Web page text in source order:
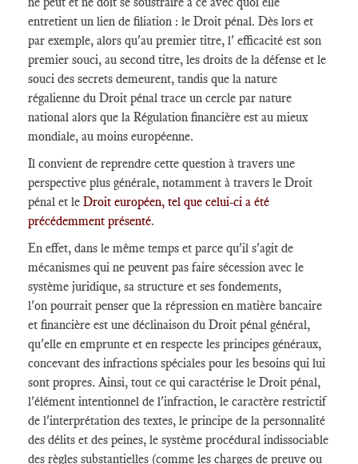
entretient un lien de filiation : le Droit pénal. Dès lors et
par exemple, alors qu'au premier titre, l' efficacité est son
premier souci, au second titre, les droits de la défense et le
souci des secrets demeurent, tandis que la nature
régalienne du Droit pénal trace un cercle par nature
national alors que la Régulation financière est au mieux
mondiale, au moins européenne.
Il convient de reprendre cette question à travers une
perspective plus générale, notamment à travers le Droit
pénal et le Droit européen, tel que celui-ci a été
précédemment présenté.
En effet, dans le même temps et parce qu'il s'agit de
mécanismes qui ne peuvent pas faire sécession avec le
système juridique, sa structure et ses fondements,
l'on pourrait penser que la répression en matière bancaire
et financière est une déclinaison du Droit pénal général,
qu'elle en emprunte et en respecte les principes généraux,
concevant des infractions spéciales pour les besoins qui lui
sont propres. Ainsi, tout ce qui caractérise le Droit pénal,
l'élément intentionnel de l'infraction, le caractère restrictif
de l'interprétation des textes, le principe de la personnalité
des délits et des peines, le système procédural indissociable
des règles substantielles (comme les charges de preuve ou